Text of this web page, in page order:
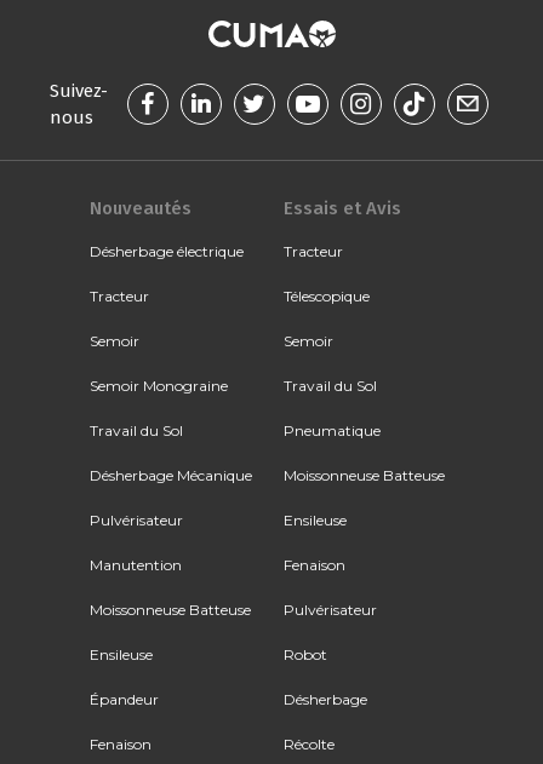
Suivez-
nous
Nouveautés
Désherbage électrique
Tracteur
Semoir
Semoir Monograine
Travail du Sol
Désherbage Mécanique
Pulvérisateur
Manutention
Moissonneuse Batteuse
Ensileuse
Épandeur
Fenaison
Essais et Avis
Tracteur
Télescopique
Semoir
Travail du Sol
Pneumatique
Moissonneuse Batteuse
Ensileuse
Fenaison
Pulvérisateur
Robot
Désherbage
Récolte